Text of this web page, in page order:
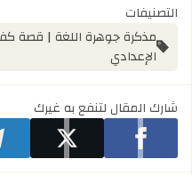
التصنيفات
مذكرة جوهرة اللغة | قصة
الإعدادي
شارك المقال لتنفع به غيرك
شارك على facebook
شارك على x